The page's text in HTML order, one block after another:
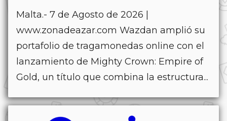
Malta.- 7 de Agosto de 2026 |
www.zonadeazar.com Wazdan amplió su
portafolio de tragamonedas online con el
lanzamiento de Mighty Crown: Empire of
Gold, un título que combina la estructura...